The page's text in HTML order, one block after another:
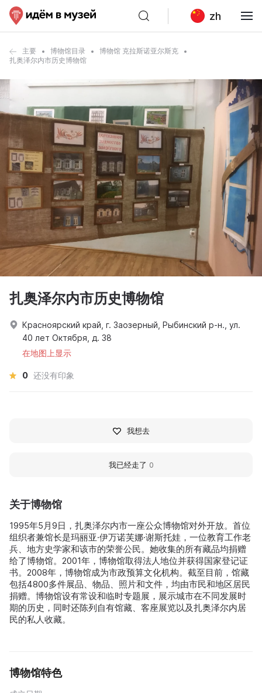
zh
主要 博物馆目录
博物馆 克拉斯诺亚尔斯克
扎奥泽尔内市历史博物馆
关于博物馆
1995年5月9日，扎奥泽尔内市一座公众博物馆对外开放。首位
组织者兼馆长是玛丽亚·伊万诺芙娜·谢斯托娃，一位教育工作老
兵、地方史学家和该市的荣誉公民。她收集的所有藏品均捐赠
给了博物馆。2001年，博物馆取得法人地位并获得国家登记证
书。2008年，博物馆成为市政预算文化机构。截至目前，馆藏
包括4800多件展品、物品、照片和文件，均由市民和地区居民
捐赠。博物馆设有常设和临时专题展，展示城市在不同发展时
期的历史，同时还陈列自有馆藏、客座展览以及扎奥泽尔内居
民的私人收藏。
博物馆特色
扎奥泽尔内市历史博物馆
Красноярский край, г. Заозерный, Рыбинский р-н., ул.
40 лет Октября, д. 38
在地图上显示
0 还没有印象
我想去
我已经走了 0